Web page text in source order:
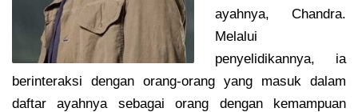
ayahnya, Chandra.
Melalui
penyelidikannya, ia
berinteraksi dengan orang-orang yang masuk dalam
daftar ayahnya sebagai orang dengan kemampuan